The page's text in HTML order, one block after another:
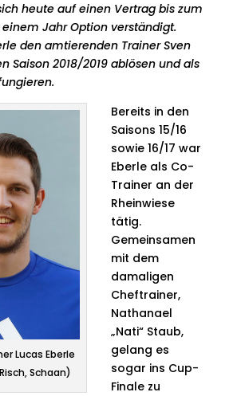
heute auf einen Vertrag bis zum
einem Jahr Option verständigt.
den amtierenden Trainer Sven
Saison 2018/2019 ablösen und als
Lucas Eberle
Schaan)
Bereits in den
Saisons 15/16
sowie 16/17 war
Eberle als Co-
Trainer an der
Rheinwiese
tätig.
Gemeinsamen
mit dem
damaligen
Cheftrainer,
Nathanael
„Nati“ Staub,
gelang es
sogar ins Cup-
Finale zu